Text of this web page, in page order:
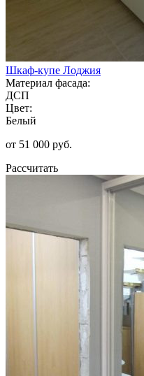
Шкаф-купе Лоджия
Материал фасада:
ДСП
Цвет:
Белый
от 51 000 руб.
Рассчитать